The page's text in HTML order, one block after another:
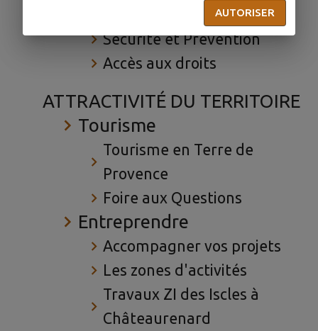
Sécurité et Prévention
Accès aux droits
ATTRACTIVITÉ DU TERRITOIRE
Tourisme
Tourisme en Terre de
Provence
Foire aux Questions
Entreprendre
Accompagner vos projets
Les zones d'activités
Travaux ZI des Iscles à
Châteaurenard
AUTORISER